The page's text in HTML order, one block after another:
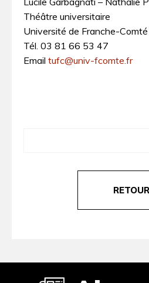
Théâtre universitaire
Université de Franche-Comté
Tél. 03 81 66 53 47
Email tufc@univ-fcomte.fr
RETOUR